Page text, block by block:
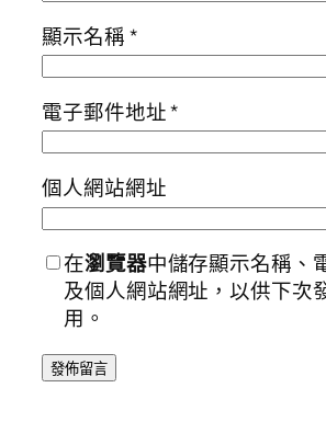
顯示名稱*
電子郵件地址*
個人網站網址
在瀏覽器中儲存顯示名稱、
及個人網站網址，以供下次
用。